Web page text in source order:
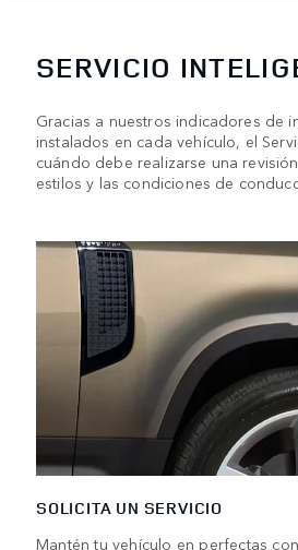
SERVICIO
Gracias a nuestros indicadores de
instalados en cada vehículo, el
cuándo debe realizarse una
estilos y las condiciones de
SOLICITA UN SERVICIO
Mantén tu vehículo en perfectas